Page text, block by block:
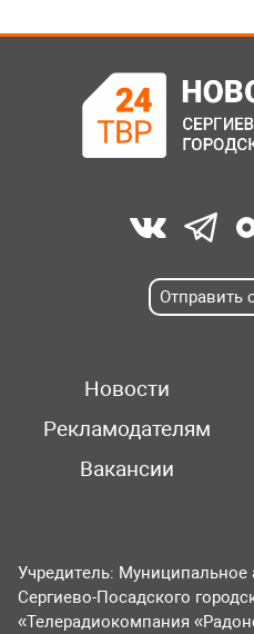
Отправить
Новости
Рекламодателям
Вакансии
Учредитель:
Сергиево-Посадского
«Телерадиокомпания